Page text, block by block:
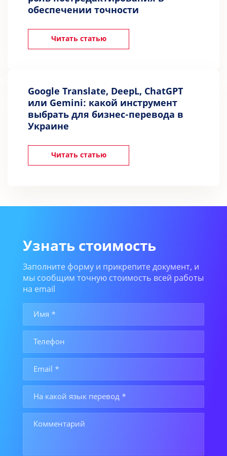
обеспечении точности
Читать статью
Google Translate, DeepL, ChatGPT
или Gemini: какой инструмент
выбрать для бизнес-перевода в
Украине
Читать статью
Узнать стоимость
Заполните форму и прикрепите документ, и
мы сообщим точную стоимость всей работы
на email